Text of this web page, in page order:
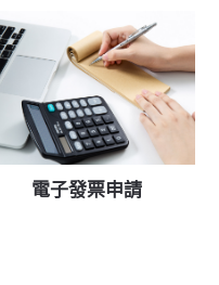
電子發票申請